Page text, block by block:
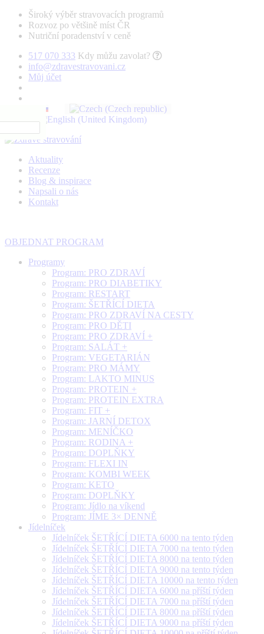
Široký výběr stravovacích programů
Rozvoz po většině míst ČR
Nutriční poradenství v ceně
517 070 333 Kdy můžu zavolat?
info@zdravestravovani.cz
Můj účet
Aktuality
Recenze
Blog & inspirace
Napsali o nás
Kontakt
OBJEDNAT PROGRAM
Programy
Program: PRO ZDRAVÍ
Program: PRO DIABETIKY
Program: RESTART
Program: ŠETŘÍCÍ DIETA
Program: PRO ZDRAVÍ NA CESTY
Program: PRO DĚTI
Program: PRO ZDRAVÍ +
Program: SALÁT +
Program: VEGETARIÁN
Program: PRO MÁMY
Program: LAKTO MINUS
Program: PROTEIN +
Program: PROTEIN EXTRA
Program: FIT +
Program: JARNÍ DETOX
Program: MENÍČKO
Program: RODINA +
Program: DOPLŇKY
Program: FLEXI IN
Program: KOMBI WEEK
Program: KETO
Program: DOPLŇKY
Program: Jídlo na víkend
Program: JÍME 3× DENNĚ
Jídelníček
Jídelníček ŠETŘÍCÍ DIETA 6000 na tento týden
Jídelníček ŠETŘÍCÍ DIETA 7000 na tento týden
Jídelníček ŠETŘÍCÍ DIETA 8000 na tento týden
Jídelníček ŠETŘÍCÍ DIETA 9000 na tento týden
Jídelníček ŠETŘÍCÍ DIETA 10000 na tento týden
Jídelníček ŠETŘÍCÍ DIETA 6000 na příští týden
Jídelníček ŠETŘÍCÍ DIETA 7000 na příští týden
Jídelníček ŠETŘÍCÍ DIETA 8000 na příští týden
Jídelníček ŠETŘÍCÍ DIETA 9000 na příští týden